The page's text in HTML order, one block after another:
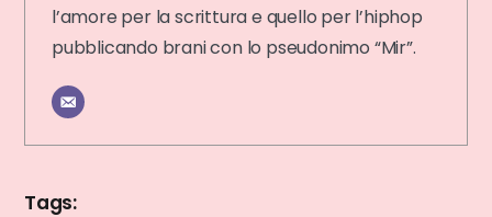
l’amore per la scrittura e quello per l’hiphop
pubblicando brani con lo pseudonimo “Mir”.
Tags: